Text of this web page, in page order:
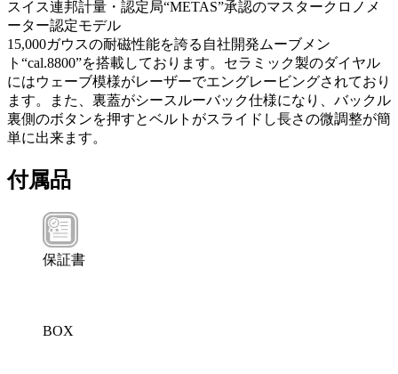
スイス連邦計量・認定局“METAS”承認のマスタークロノメ
ーター認定モデル
15,000ガウスの耐磁性能を誇る自社開発ムーブメン
ト“cal.8800”を搭載しております。セラミック製のダイヤル
にはウェーブ模様がレーザーでエングレービングされており
ます。また、裏蓋がシースルーバック仕様になり、バックル
裏側のボタンを押すとベルトがスライドし長さの微調整が簡
単に出来ます。
付属品
保証書
BOX